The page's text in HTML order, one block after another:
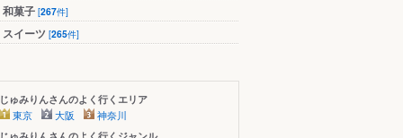
和菓子 [267件]
スイーツ [265件]
じゅみりんさんのよく行くエリア
東京 大阪 神奈川